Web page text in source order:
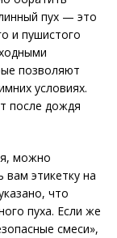
пух — это
и пушистого
позволяют
условиях.
после дождя
можно
вам этикетку на
что
пуха. Если же
смеси»,